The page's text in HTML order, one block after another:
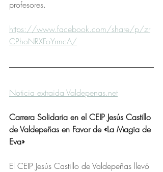
profesores.
https://www.facebook.com/share/p/zr
CPhoNRXFoYrmcA/
Noticia extraida Valdepenas.net
Carrera Solidaria en el CEIP Jesús Castillo
de Valdepeñas en Favor de «La Magia de
Eva»
El CEIP Jesús Castillo de Valdepeñas llevó